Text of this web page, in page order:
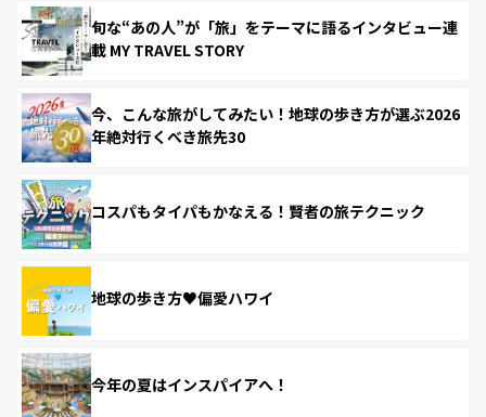
旬な“あの人”が「旅」をテーマに語るインタビュー連
載 MY TRAVEL STORY
今、こんな旅がしてみたい！地球の歩き方が選ぶ2026
年絶対行くべき旅先30
コスパもタイパもかなえる！賢者の旅テクニック
地球の歩き方♥偏愛ハワイ
今年の夏はインスパイアへ！